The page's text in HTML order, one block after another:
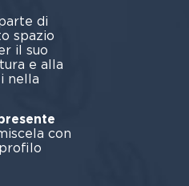
di
spazio
il suo
e alla
nella
con